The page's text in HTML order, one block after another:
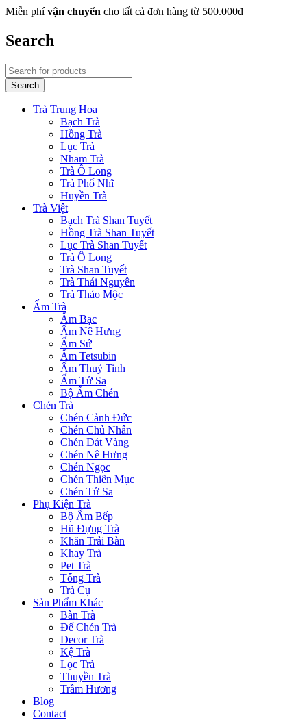
Miễn phívận chuyển cho tất cả đơn hàng từ 500.000đ
Search
Trà Trung Hoa
Bạch Trà
Hồng Trà
Lục Trà
Nham Trà
Trà Ô Long
Trà Phổ Nhĩ
Huyền Trà
Trà Việt
Bạch Trà Shan Tuyết
Hồng Trà Shan Tuyết
Lục Trà Shan Tuyết
Trà Ô Long
Trà Shan Tuyết
Trà Thái Nguyên
Trà Thảo Mộc
Ấm Trà
Ấm Bạc
Ấm Nê Hưng
Ấm Sứ
Ấm Tetsubin
Ấm Thuỷ Tinh
Ấm Tử Sa
Bộ Ấm Chén
Chén Trà
Chén Cảnh Đức
Chén Chủ Nhân
Chén Dát Vàng
Chén Nê Hưng
Chén Ngọc
Chén Thiên Mục
Chén Tử Sa
Phụ Kiện Trà
Bộ Ấm Bếp
Hũ Đựng Trà
Khăn Trải Bàn
Khay Trà
Pet Trà
Tống Trà
Trà Cụ
Sản Phẩm Khác
Bàn Trà
Đế Chén Trà
Decor Trà
Kệ Trà
Lọc Trà
Thuyền Trà
Trầm Hương
Blog
Contact